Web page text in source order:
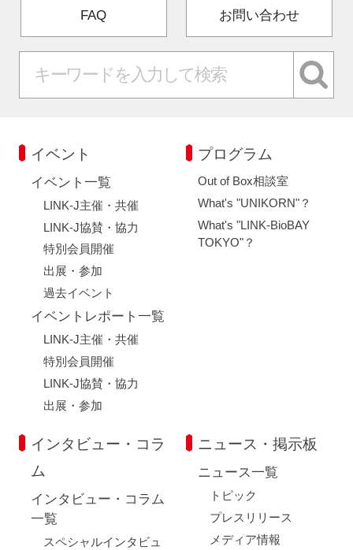
FAQ お問い合わせ
イベント
イベント一覧
LINK-J主催・共催
LINK-J協賛・協力
特別会員開催
出展・参加
過去イベント
イベントレポート一覧
LINK-J主催・共催
特別会員開催
LINK-J協賛・協力
出展・参加
プログラム
Out of Box相談室
What's "UNIKORN"？
What's "LINK-BioBAY
TOKYO"？
インタビュー・コラ
ム
インタビュー・コラム
一覧
スペシャルインタビュ
ニュース・掲示板
ニュース一覧
トピック
プレスリリース
メディア情報